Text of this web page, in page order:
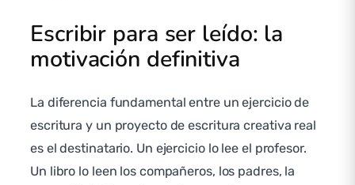
Escribir para ser leído: la
motivación definitiva
La diferencia fundamental entre un ejercicio de
escritura y un proyecto de escritura creativa real
es el destinatario. Un ejercicio lo lee el profesor.
Un libro lo leen los compañeros, los padres, la